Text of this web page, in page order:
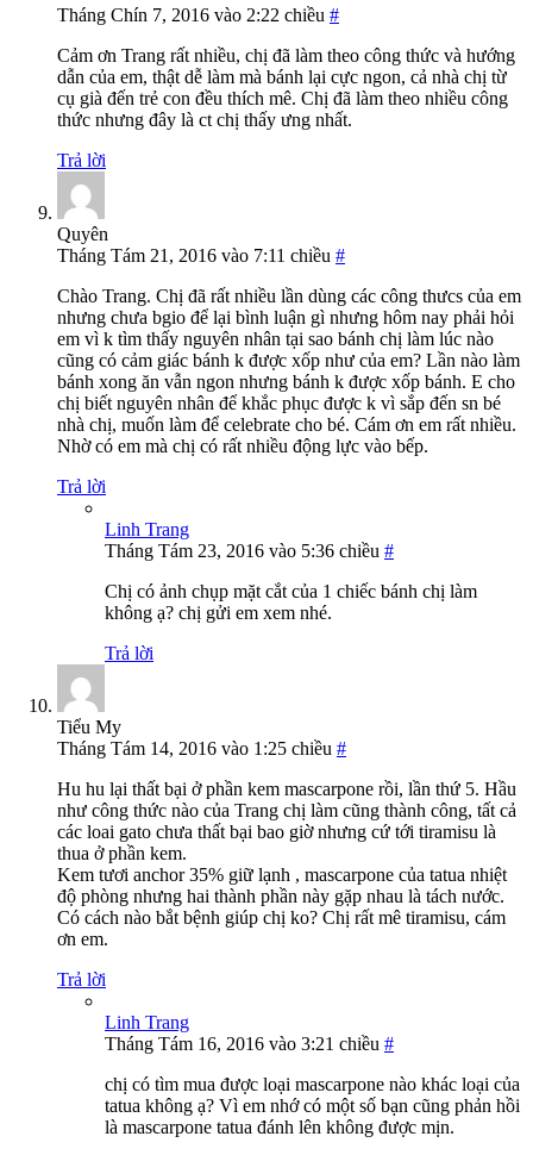
Tháng Chín 7, 2016 vào 2:22 chiều #
Cảm ơn Trang rất nhiều, chị đã làm theo công thức và hướng
dẫn của em, thật dễ làm mà bánh lại cực ngon, cả nhà chị từ
cụ già đến trẻ con đều thích mê. Chị đã làm theo nhiều công
thức nhưng đây là ct chị thấy ưng nhất.
Trả lời
Quyên
Tháng Tám 21, 2016 vào 7:11 chiều #
Chào Trang. Chị đã rất nhiều lần dùng các công thưcs của em
nhưng chưa bgio để lại bình luận gì nhưng hôm nay phải hỏi
em vì k tìm thấy nguyên nhân tại sao bánh chị làm lúc nào
cũng có cảm giác bánh k được xốp như của em? Lần nào làm
bánh xong ăn vẫn ngon nhưng bánh k được xốp bánh. E cho
chị biết nguyên nhân để khắc phục được k vì sắp đến sn bé
nhà chị, muốn làm để celebrate cho bé. Cám ơn em rất nhiều.
Nhờ có em mà chị có rất nhiều động lực vào bếp.
Trả lời
Linh Trang
Tháng Tám 23, 2016 vào 5:36 chiều #
Chị có ảnh chụp mặt cắt của 1 chiếc bánh chị làm
không ạ? chị gửi em xem nhé.
Trả lời
Tiểu My
Tháng Tám 14, 2016 vào 1:25 chiều #
Hu hu lại thất bại ở phần kem mascarpone rồi, lần thứ 5. Hầu
như công thức nào của Trang chị làm cũng thành công, tất cả
các loai gato chưa thất bại bao giờ nhưng cứ tới tiramisu là
thua ở phần kem.
Kem tươi anchor 35% giữ lạnh , mascarpone của tatua nhiệt
độ phòng nhưng hai thành phần này gặp nhau là tách nước.
Có cách nào bắt bệnh giúp chị ko? Chị rất mê tiramisu, cám
ơn em.
Trả lời
Linh Trang
Tháng Tám 16, 2016 vào 3:21 chiều #
chị có tìm mua được loại mascarpone nào khác loại của
tatua không ạ? Vì em nhớ có một số bạn cũng phản hồi
là mascarpone tatua đánh lên không được mịn.